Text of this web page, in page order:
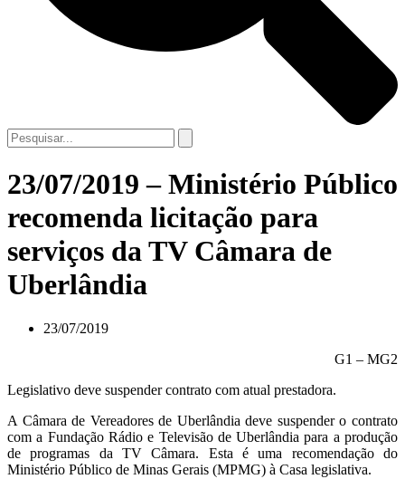
23/07/2019 – Ministério Público
recomenda licitação para
serviços da TV Câmara de
Uberlândia
23/07/2019
G1 – MG2
Legislativo deve suspender contrato com atual prestadora.
A Câmara de Vereadores de Uberlândia deve suspender o contrato
com a Fundação Rádio e Televisão de Uberlândia para a produção
de programas da TV Câmara. Esta é uma recomendação do
Ministério Público de Minas Gerais (MPMG) à Casa legislativa.